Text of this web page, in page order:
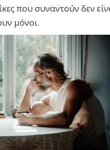
που συναντούν δεν
μόνοι.